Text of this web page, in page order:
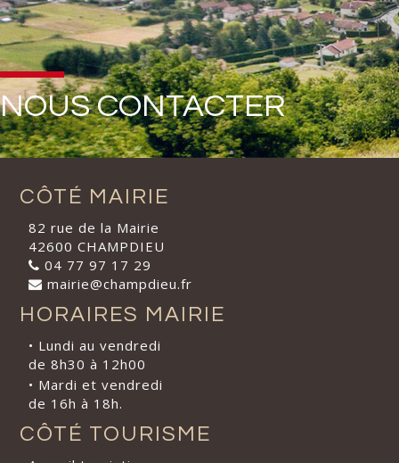
NOUS CONTACTER
CÔTÉ MAIRIE
82 rue de la Mairie
42600 CHAMPDIEU
04 77 97 17 29
mairie@champdieu.fr
HORAIRES MAIRIE
• Lundi au vendredi
de 8h30 à 12h00
• Mardi et vendredi
de 16h à 18h.
CÔTÉ TOURISME